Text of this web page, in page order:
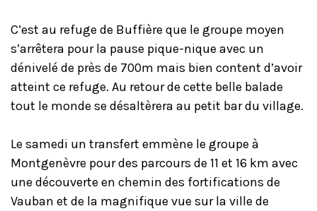
C’est au refuge de Buffière que le groupe moyen
s’arrêtera pour la pause pique-nique avec un
dénivelé de près de 700m mais bien content d’avoir
atteint ce refuge. Au retour de cette belle balade
tout le monde se désaltèrera au petit bar du village.
Le samedi un transfert emmène le groupe à
Montgenèvre pour des parcours de 11 et 16 km avec
une découverte en chemin des fortifications de
Vauban et de la magnifique vue sur la ville de